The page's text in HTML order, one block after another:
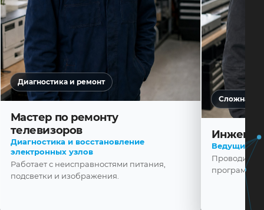
Диагностика и ремонт
Мастер по ремонту
телевизоров
Диагностика и восстановление
электронных узлов
Работает с неисправностями питания,
подсветки и изображения.
Сложная
Ведущий
Проводит